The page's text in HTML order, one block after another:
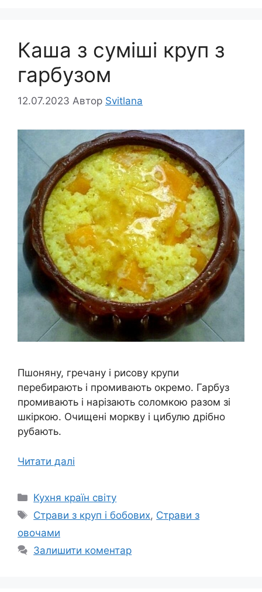
Каша з суміші круп з
гарбузом
12.07.2023 Автор Svitlana
Пшоняну, гречану і рисову крупи
перебирають і промивають окремо. Гарбуз
промивають і нарізають соломкою разом зі
шкіркою. Очищені моркву і цибулю дрібно
рубають.
Читати далі
Категорії
Кухня країн світу
Позначки
Страви з круп і бобових, Страви з
овочами
Залишити коментар